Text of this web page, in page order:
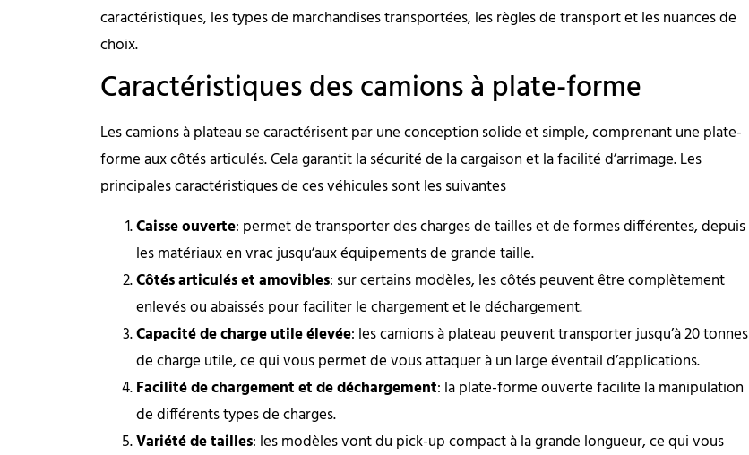
caractéristiques, les types de marchandises transportées, les règles de transport et les nuances de
choix.
Caractéristiques des camions à plate-forme
Les camions à plateau se caractérisent par une conception solide et simple, comprenant une plate-
forme aux côtés articulés. Cela garantit la sécurité de la cargaison et la facilité d’arrimage. Les
principales caractéristiques de ces véhicules sont les suivantes
Caisse ouverte: permet de transporter des charges de tailles et de formes différentes, depuis
les matériaux en vrac jusqu’aux équipements de grande taille.
Côtés articulés et amovibles: sur certains modèles, les côtés peuvent être complètement
enlevés ou abaissés pour faciliter le chargement et le déchargement.
Capacité de charge utile élevée: les camions à plateau peuvent transporter jusqu’à 20 tonnes
de charge utile, ce qui vous permet de vous attaquer à un large éventail d’applications.
Facilité de chargement et de déchargement: la plate-forme ouverte facilite la manipulation
de différents types de charges.
Variété de tailles: les modèles vont du pick-up compact à la grande longueur, ce qui vous